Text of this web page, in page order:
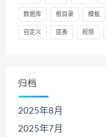
数据库 根目录 模板
自定义 蓝奏 视频
归档
2025年8月
2025年7月